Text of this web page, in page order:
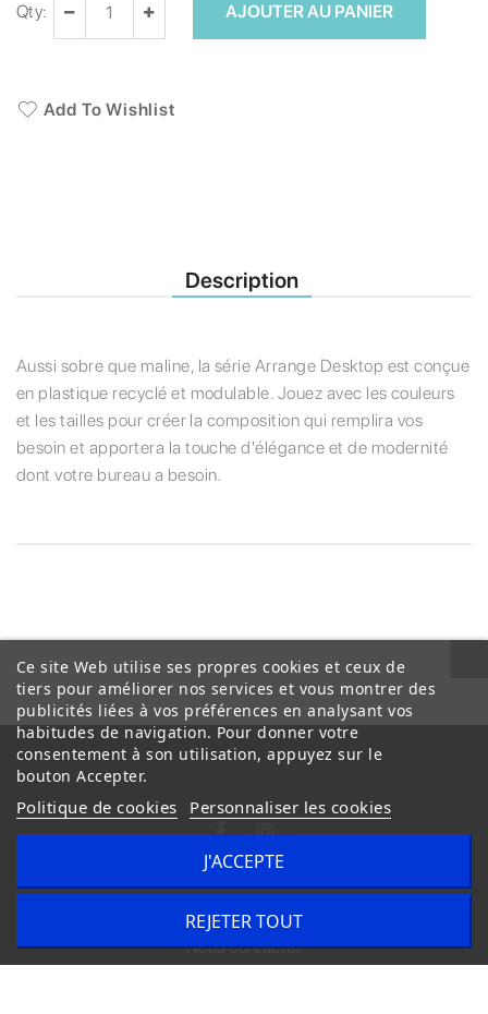
Qty: AJOUTER AU PANIER
Add To Wishlist
Description
Aussi sobre que maline, la série Arrange Desktop est conçue
en plastique recyclé et modulable. Jouez avec les couleurs
et les tailles pour créer la composition qui remplira vos
besoin et apportera la touche d'élégance et de modernité
dont votre bureau a besoin.
Conditions Générales de Vente
Nous contacter
Ce site Web utilise ses propres cookies et ceux de
tiers pour améliorer nos services et vous montrer des
publicités liées à vos préférences en analysant vos
habitudes de navigation. Pour donner votre
consentement à son utilisation, appuyez sur le
bouton Accepter.
Politique de cookies Personnaliser les cookies
REJETER TOUT
J'ACCEPTE